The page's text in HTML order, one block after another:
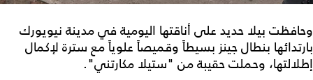
وحافظت بيلا حديد على أناقتها اليومية في مدينة نيويورك
بارتدائها بنطال جينز بسيطاً وقميصاً علوياً مع سترة لإكمال
إطلالتها، وحملت حقيبة من "ستيلا مكارتني".